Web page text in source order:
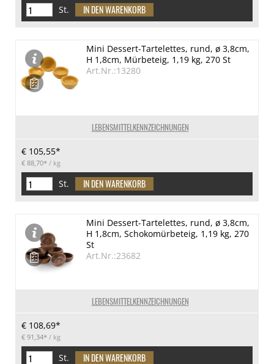
St.
LEBENSMITTELKENNZEICHNUNGEN
Mini Dessert-Tartelettes, rund, ø 3,8cm,
H 1,8cm, Mürbeteig, 1,19 kg, 270 St
Art.Nr.:13280
€ 105,55*
€ 88,70* / kg
St.
LEBENSMITTELKENNZEICHNUNGEN
Mini Dessert-Tartelettes, rund, ø 3,8cm,
H 1,8cm, Schokomürbeteig, 1,19 kg, 270
St
Art.Nr.:23682
€ 108,69*
€ 91,34* / kg
St.